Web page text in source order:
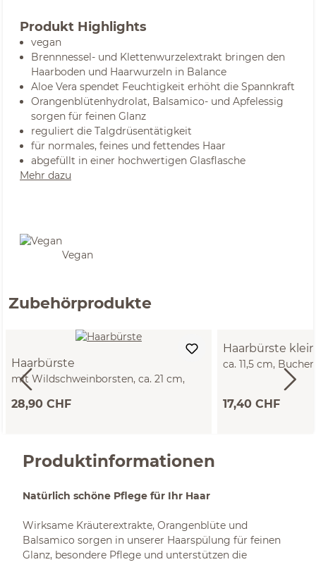
Produkt Highlights
vegan
Brennnessel- und Klettenwurzelextrakt bringen den
Haarboden und Haarwurzeln in Balance
Aloe Vera spendet Feuchtigkeit erhöht die Spannkraft
Orangenblütenhydrolat, Balsamico- und Apfelessig
sorgen für feinen Glanz
reguliert die Talgdrüsentätigkeit
für normales, feines und fettendes Haar
abgefüllt in einer hochwertigen Glasflasche
Mehr dazu
Vegan
Zubehörprodukte
Haarbürste
mit Wildschweinborsten, ca. 21 cm,
Olivenholz, 5 Borstenreihen
28,90 CHF
Haarbürste klein
ca. 11,5 cm,
Naturkautschuk
17,40 CHF
Produktinformationen
Natürlich schöne Pflege für Ihr Haar
Wirksame Kräuterextrakte, Orangenblüte und
Balsamico sorgen in unserer Haarspülung für feinen
Glanz, besondere Pflege und unterstützen die